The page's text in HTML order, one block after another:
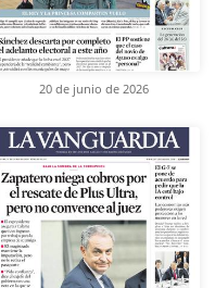
20 de junio de 2026